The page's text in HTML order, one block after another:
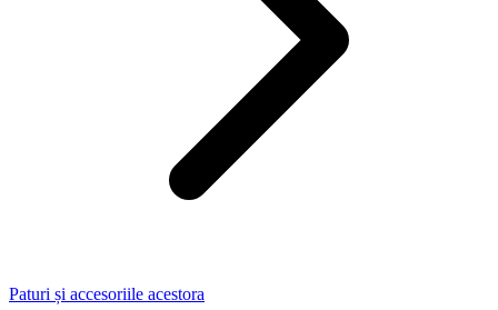
Paturi și accesoriile acestora